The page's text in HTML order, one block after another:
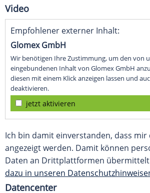
Video
Empfohlener externer Inhalt:
Glomex GmbH
Wir benötigen Ihre Zustimmung, um den von
eingebundenen Inhalt von Glomex GmbH
diesen mit einem Klick anzeigen lassen und
deaktivieren.
jetzt aktivieren
Ich bin damit einverstanden, dass
angezeigt werden. Damit können
Daten an Drittplattformen
dazu in unseren
Datencenter